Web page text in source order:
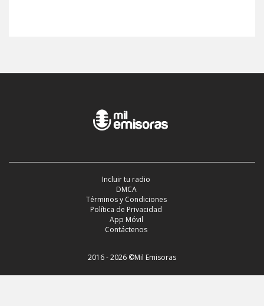
Incluir tu radio
DMCA
Términos y Condiciones
Política de Privacidad
App Móvil
Contáctenos
2016 - 2026 ©Mil Emisoras